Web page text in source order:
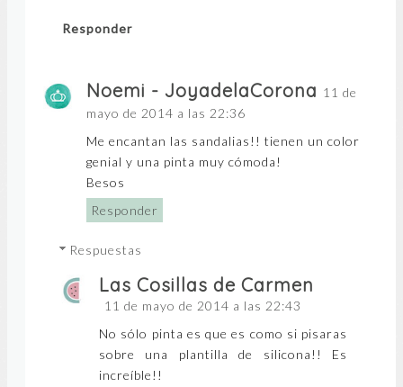
Responder
Noemi - JoyadelaCorona 11 de
mayo de 2014 a las 22:36
Me encantan las sandalias!! tienen un color
genial y una pinta muy cómoda!
Besos
Responder
Respuestas
Las Cosillas de Carmen
11 de mayo de 2014 a las 22:43
No sólo pinta es que es como si pisaras
sobre una plantilla de silicona!! Es
increíble!!